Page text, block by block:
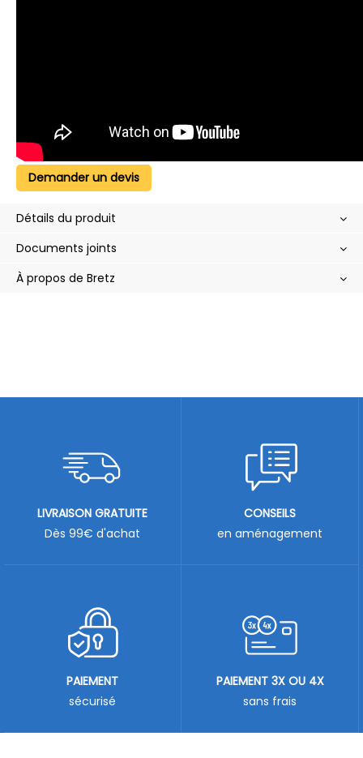
Demander un devis
Détails du produit
Documents joints
À propos de Bretz
LIVRAISON GRATUITE
Dès 99€ d'achat
CONSEILS
en aménagement
PAIEMENT
sécurisé
PAIEMENT 3X OU 4X
sans frais